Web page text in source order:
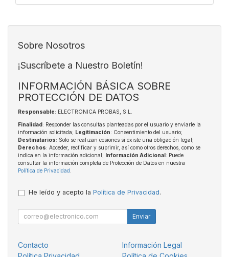
Sobre Nosotros
¡Suscríbete a Nuestro Boletín!
INFORMACIÓN BÁSICA SOBRE
PROTECCIÓN DE DATOS
Responsable: ELECTRONICA PROBAS, S.L.
Finalidad: Responder las consultas planteadas por el usuario y enviarle la
información solicitada; Legitimación: Consentimiento del usuario;
Destinatarios: Solo se realizan cesiones si existe una obligación legal;
Derechos: Acceder, rectificar y suprimir, así como otros derechos, como se
indica en la información adicional; Información Adicional: Puede
consultar la información completa de Protección de Datos en nuestra
Política de Privacidad
He leído y acepto la Política de Privacidad.
Enviar
Contacto
Información Legal